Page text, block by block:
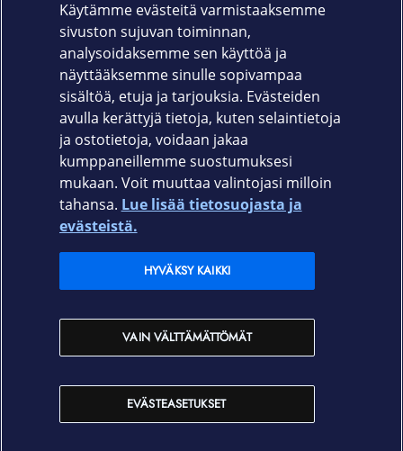
Clean Base -tyhjennysasema
Takuu
24 kk
Elisa.fi
Elisan myymälät
Käytämme evästeitä varmistaaksemme
sivuston sujuvan toiminnan,
analysoidaksemme sen käyttöä ja
näyttääksemme sinulle sopivampaa
sisältöä, etuja ja tarjouksia. Evästeiden
avulla kerättyjä tietoja, kuten selaintietoja
ja ostotietoja, voidaan jakaa
kumppaneillemme suostumuksesi
mukaan. Voit muuttaa valintojasi milloin
tahansa. Lue lisää tietosuojasta ja
evästeistä.
EVÄSTEASETUKSET
VAIN VÄLTTÄMÄTTÖMÄT
HYVÄKSY KAIKKI